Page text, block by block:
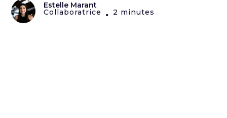
Estelle Marant
Collaboratrice • 2 minutes